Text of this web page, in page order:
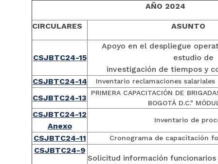
AÑO 2024
CIRCULARES ASUNTO
CSJBTC24-15
Apoyo en el despliegue
estudio de
investigación de tiempos y
CSJBTC24-14
Inventario reclamaciones
CSJBTC24-13
PRIMERA CAPACITACIÓN DE
BOGOTÁ D.C."
CSJBTC24-12
Anexo
Inventario de
CSJBTC24-11 Cronograma de capacitación
CSJBTC24-9
Solicitud información